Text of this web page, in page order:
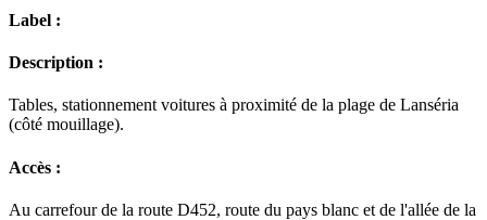
Label :
Description :
Tables, stationnement voitures à proximité de la plage de Lanséria
(côté mouillage).
Accès :
Au carrefour de la route D452, route du pays blanc et de l'allée de la